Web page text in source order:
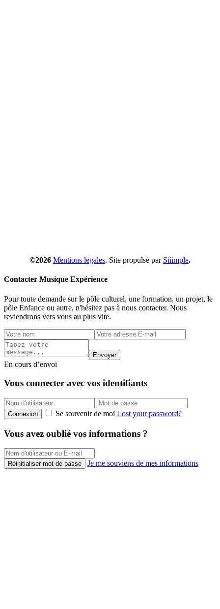
©2026 Mentions légales. Site propulsé par Siiimple.
Contacter Musique Expérience
Pour toute demande sur le pôle culturel, une formation, un projet, le
pôle Enfance ou autre, n'hésitez pas à nous contacter. Nous
reviendrons vers vous au plus vite.
Envoyer
En cours d’envoi
Vous connecter avec vos identifiants
Connexion Se souvenir de moi Lost your password?
Vous avez oublié vos informations ?
Réinitialiser mot de passe Je me souviens de mes informations